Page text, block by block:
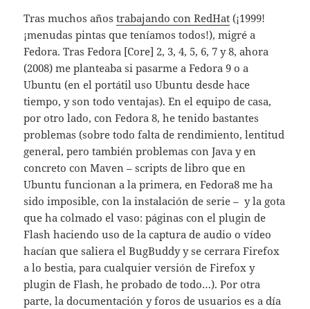
Tras muchos añostrabajando con RedHat (¡1999!
¡menudas pintas que teníamos todos!), migré a
Fedora. Tras Fedora [Core] 2, 3, 4, 5, 6, 7 y 8, ahora
(2008) me planteaba si pasarme a Fedora 9 o a
Ubuntu (en el portátil uso Ubuntu desde hace
tiempo, y son todo ventajas). En el equipo de casa,
por otro lado, con Fedora 8, he tenido bastantes
problemas (sobre todo falta de rendimiento, lentitud
general, pero también problemas con Java y en
concreto con Maven – scripts de libro que en
Ubuntu funcionan a la primera, en Fedora8 me ha
sido imposible, con la instalación de serie – y la gota
que ha colmado el vaso: páginas con el plugin de
Flash haciendo uso de la captura de audio o vídeo
hacían que saliera el BugBuddy y se cerrara Firefox
a lo bestia, para cualquier versión de Firefox y
plugin de Flash, he probado de todo…). Por otra
parte, la documentación y foros de usuarios es a día